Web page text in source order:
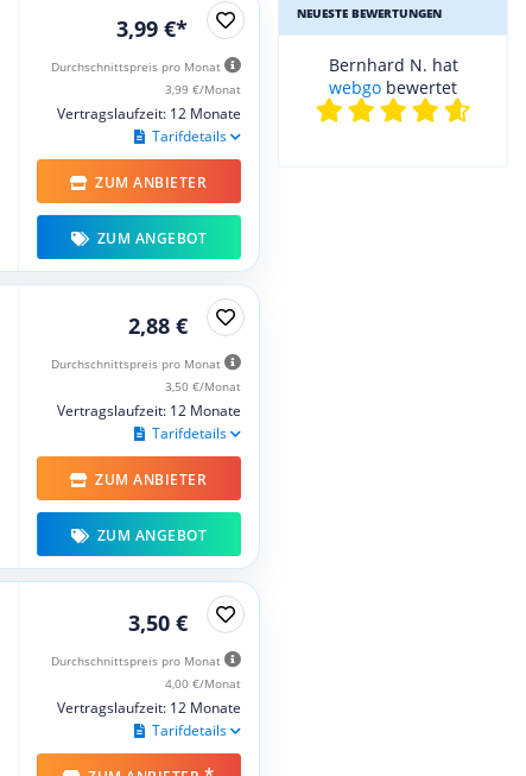
3,99 €*
Durchschnittspreis pro Monat
3,99 €/Monat
Vertragslaufzeit: 12 Monate
Tarifdetails
ZUM ANBIETER
ZUM ANGEBOT
2,88 €
Durchschnittspreis pro Monat
3,50 €/Monat
Vertragslaufzeit: 12 Monate
Tarifdetails
ZUM ANBIETER
ZUM ANGEBOT
3,50 €
Durchschnittspreis pro Monat
4,00 €/Monat
Vertragslaufzeit: 12 Monate
Tarifdetails
NEUESTE BEWERTUNGEN
Bernhard N. hat
webgo bewertet